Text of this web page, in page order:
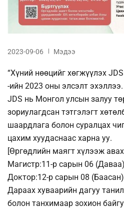
2023-09-06 Мэдээ
“Хүний нөөцийг хөгжүүлэх
-ийн 2023 оны элсэлт эхэллээ.
JDS нь Монгол улсын залуу
зориулагдсан тэтгэлэгт
шаардлага болон суралцах
цахим хуудаснаас харна уу.
[Өргөдлийн маягт хүлээж
Магистр:11-р сарын 06
Доктор:12-р сарын 08 (Баасан)
Дараах хуваарийн дагуу
болон танхимаар зохион